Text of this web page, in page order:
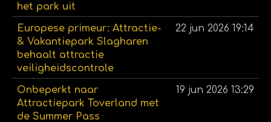
het park uit
Europese primeur: Attractie-
& Vakantiepark Slagharen
behaalt attractie
veiligheidscontrole
22 jun 2026 19:14
Onbeperkt naar
Attractiepark Toverland met
de Summer Pass
19 jun 2026 13:29